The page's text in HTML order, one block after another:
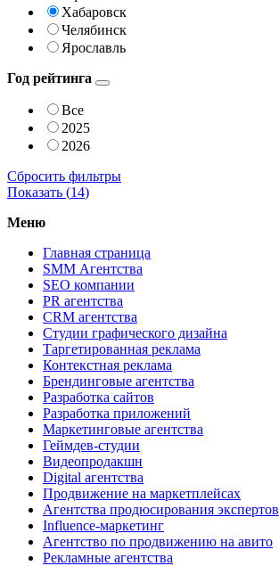
Хабаровск
Челябинск
Ярославль
Год рейтинга
Все
2025
2026
Сбросить фильтры
Показать (14)
Меню
Главная страница
SMM Агентства
SEO компании
PR агентства
CRM агентства
Студии графического дизайна
Таргетированная реклама
Контекстная реклама
Брендинговые агентства
Разработка сайтов
Разработка приложений
Маркетинговые агентства
Геймдев-студии
Видеопродакшн
Digital агентства
Продвижение на маркетплейсах
Агентства продюсирования экспертов
Influence-маркетинг
Агентство по продвижению на авито
Рекламные агентства